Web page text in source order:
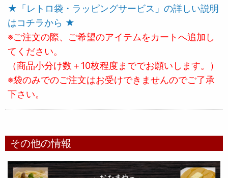
★「レトロ袋・ラッピングサービス」の詳しい説明
はコチラから ★
※ご注文の際、ご希望のアイテムをカートへ追加し
てください。
（商品小分け数＋10枚程度まででお願いします。）
※袋のみでのご注文はお受けできませんのでご了承
下さい。
その他の情報